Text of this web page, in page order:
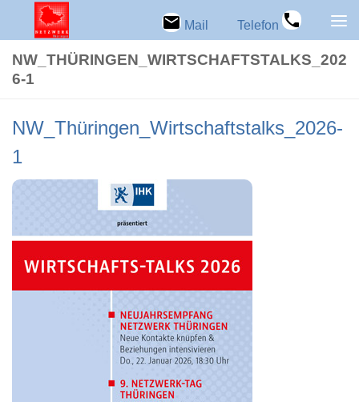
Zum Inhalt springen Mail Telefon
NW_THÜRINGEN_WIRTSCHAFTSTALKS_202
6‑1
NW_Thüringen_Wirtschaftstalks_2026‑
1